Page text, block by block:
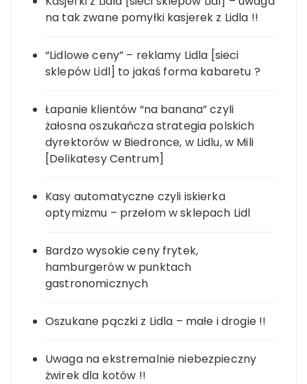
na tak zwane pomyłki kasjerek z Lidla !!
“Lidlowe ceny” – reklamy Lidla [sieci
sklepów Lidl] to jakaś forma kabaretu ?
Łapanie klientów “na banana” czyli
żałosna oszukańcza strategia polskich
dyrektorów w Biedronce, w Lidlu, w Mili
[Delikatesy Centrum]
Kasy automatyczne czyli iskierka
optymizmu – przełom w sklepach Lidl
Bardzo wysokie ceny frytek,
hamburgerów w punktach
gastronomicznych
Oszukane pączki z Lidla – małe i drogie !!
Uwaga na ekstremalnie niebezpieczny
żwirek dla kotów !!